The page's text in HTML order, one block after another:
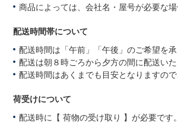
商品によっては、会社名・屋号が必要な
配送時間帯について
配送時間は「午前」「午後」のご希望を
配送は朝８時ごろから夕方の間に配送い
配送時間はあくまでも目安となりますので
荷受けについて
配送時に【 荷物の受け取り 】が必要です